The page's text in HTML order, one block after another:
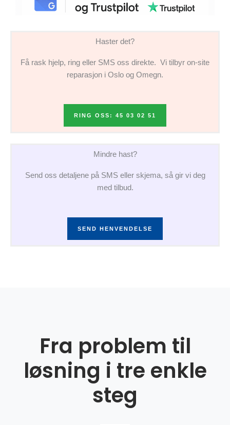
Haster det?
Få rask hjelp, ring eller SMS oss direkte. Vi tilbyr on-site
reparasjon i Oslo og Omegn.
RING OSS: 45 03 02 51
Mindre hast?
Send oss detaljene på SMS eller skjema, så gir vi deg
med tilbud.
SEND HENVENDELSE
Fra problem til
løsning i tre enkle
steg